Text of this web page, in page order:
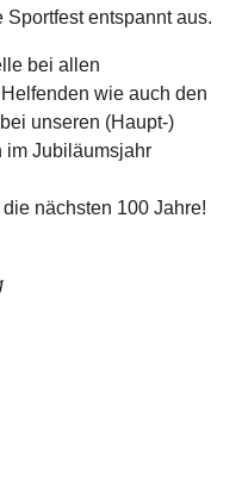
entspannt aus.
bei allen
wie auch den
unseren (Haupt-)
im Jubiläumsjahr
nächsten 100 Jahre!